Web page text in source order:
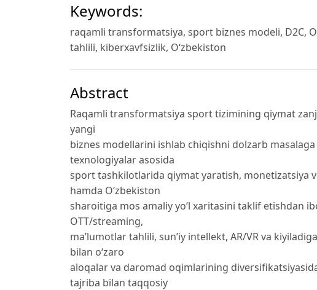
Keywords:
raqamli transformatsiya, sport biznes modeli, D2C,
tahlili, kiberxavfsizlik, O‘zbekiston
Abstract
Raqamli transformatsiya sport tizimining qiymat
yangi
biznes modellarini ishlab chiqishni dolzarb
texnologiyalar asosida
sport tashkilotlarida qiymat yaratish, monetizatsiya
hamda O‘zbekiston
sharoitiga mos amaliy yo‘l xaritasini taklif etishdan
OTT/streaming,
ma’lumotlar tahlili, sun’iy intellekt, AR/VR va
bilan o‘zaro
aloqalar va daromad oqimlarining
tajriba bilan taqqosiy